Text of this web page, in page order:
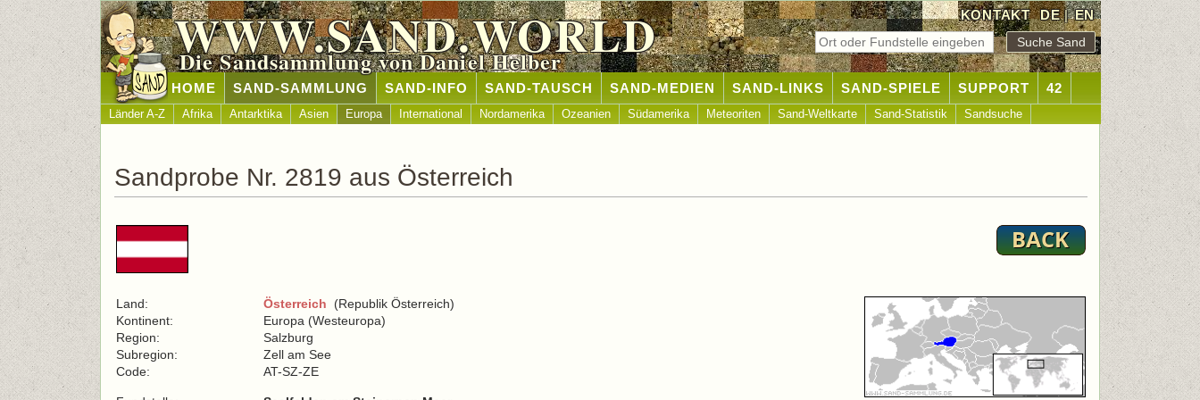
KONTAKT DE|EN
WWW.SAND.WORLD
Die Sandsammlung von Daniel Helber
HOME SAND-SAMMLUNG SAND-INFO SAND-TAUSCH SAND-MEDIEN SAND-LINKS SAND-SPIELE SUPPORT 42
Länder A-Z Afrika Antarktika Asien Europa International Nordamerika Ozeanien Südamerika Meteoriten Sand-Weltkarte Sand-Statistik Sandsuche
Sandprobe Nr. 2819 aus Österreich
Land: Österreich (Republik Österreich)
Kontinent:
Europa (Westeuropa)
Region:
Salzburg
Subregion:
Zell am See
Code:
AT-SZ-ZE